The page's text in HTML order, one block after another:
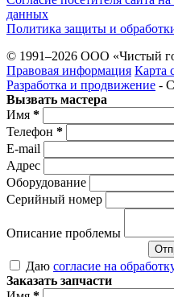
данных
Политика защиты и
© 1991–2026 ООО «Чистый
Правовая информация Карта
Разработка и продвижение -
Вызвать мастера
Имя *
Телефон *
E-mail
Адрес
Оборудование
Серийный номер
Описание проблемы
Даю согласие на
Заказать запчасти